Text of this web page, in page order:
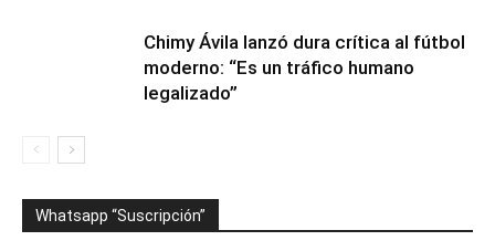
Chimy Ávila lanzó dura crítica al fútbol
moderno: “Es un tráfico humano
legalizado”
Whatsapp “Suscripción”